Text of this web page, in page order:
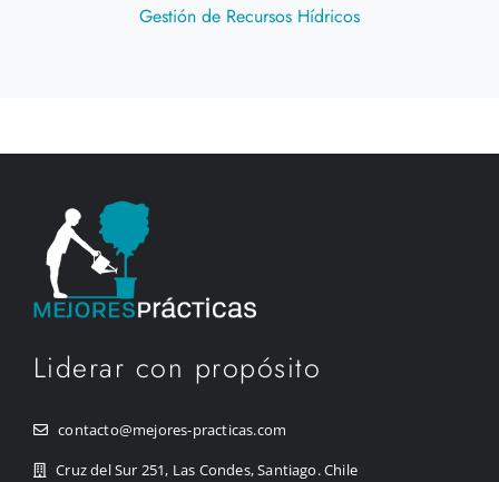
Gestión de Recursos Hídricos
Liderar con propósito
contacto@mejores-practicas.com
Cruz del Sur 251, Las Condes, Santiago. Chile